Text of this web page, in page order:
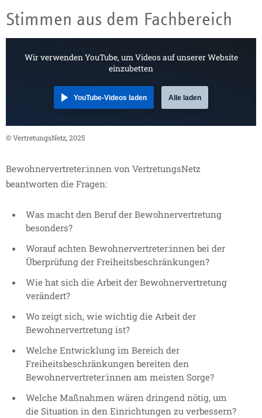
Stimmen aus dem Fachbereich
Wir verwenden YouTube, um Videos auf unserer Website
einzubetten
YouTube-Videos laden Alle laden
© VertretungsNetz, 2025
Bewohnervertreter:innen von VertretungsNetz
beantworten die Fragen:
Was macht den Beruf der Bewohnervertretung
besonders?
Worauf achten Bewohnervertreter:innen bei der
Überprüfung der Freiheitsbeschränkungen?
Wie hat sich die Arbeit der Bewohnervertretung
verändert?
Wo zeigt sich, wie wichtig die Arbeit der
Bewohnervertretung ist?
Welche Entwicklung im Bereich der
Freiheitsbeschränkungen bereiten den
Bewohnervertreter:innen am meisten Sorge?
Welche Maßnahmen wären dringend nötig, um
die Situation in den Einrichtungen zu verbessern?